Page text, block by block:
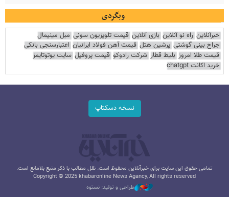
وبگردی
خبرآنلاین راه نو آنلاین بازی آنلاین قیمت تلویزیون سونی مبل مینیمال
جراح بینی گوشتی پرشین هتل قیمت آهن فولاد ایرانیان اعتبارسنجی بانکی
قیمت طلا امروز بلیط قطار شرکت رادوکو قیمت پروفیل سایت یوتوتایمز
خرید اکانت chatgpt
نسخه دسکتاپ
تمامی حقوق این سایت برای خبرآنلاین محفوظ است. نقل مطالب با ذکر منبع بلامانع است.
Copyright © 2025 khabaronline News Agancy, All rights reserved
طراحی و تولید: نستوه